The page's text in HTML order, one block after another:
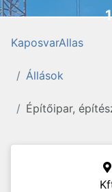
KaposvarAllas
Állások
Építőipar,